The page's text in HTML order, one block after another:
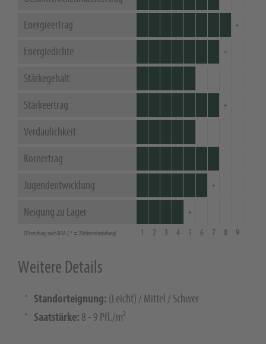
Energieertrag
Energiedichte
Stärkegehalt
Stärkeertrag
Verdaulichkeit
Kornertrag
Jugendentwicklung
Neigung zu Lager
(Einstufung nach BSA / * = Züchtereinstufung) 1 2 3 4 5 6 7 8 9
Weitere Details
Standorteignung: (Leicht) / Mittel / Schwer
Saatstärke: 8 - 9 Pfl./m²